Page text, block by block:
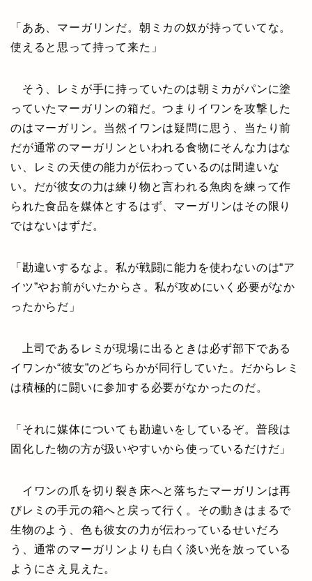
「ああ、マーガリンだ。朝ミカの奴が持っていてな。
使えると思って持って来た」
そう、レミが手に持っていたのは朝ミカがパンに塗
っていたマーガリンの箱だ。つまりイワンを攻撃した
のはマーガリン。当然イワンは疑問に思う、当たり前
だが通常のマーガリンといわれる食物にそんな力はな
い、レミの天使の能力が伝わっているのは間違いな
い。だが彼女の力は練り物と言われる魚肉を練って作
られた食品を媒体とするはず、マーガリンはその限り
ではないはずだ。
「勘違いするなよ。私が戦闘に能力を使わないのは“ア
イツ”やお前がいたからさ。私が攻めにいく必要がなか
ったからだ」
上司であるレミが現場に出るときは必ず部下である
イワンか“彼女”のどちらかが同行していた。だからレミ
は積極的に闘いに参加する必要がなかったのだ。
「それに媒体についても勘違いをしているぞ。普段は
固化した物の方が扱いやすいから使っているだけだ」
イワンの爪を切り裂き床へと落ちたマーガリンは再
びレミの手元の箱へと戻って行く。その動きはまるで
生物のよう、色も彼女の力が伝わっているせいだろ
う、通常のマーガリンよりも白く淡い光を放っている
ようにさえ見えた。